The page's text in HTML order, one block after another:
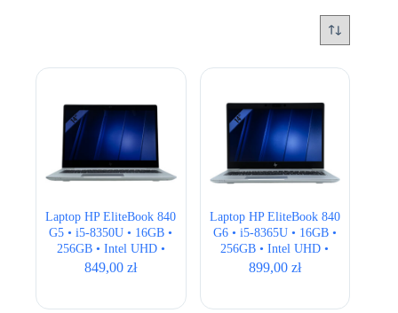
Laptop HP EliteBook 840
G5 • i5-8350U • 16GB •
256GB • Intel UHD •
14,1″ Full HD
849,00zł
Laptop HP EliteBook 840
G6 • i5-8365U • 16GB •
256GB • Intel UHD •
14,1″ Full HD
899,00 zł